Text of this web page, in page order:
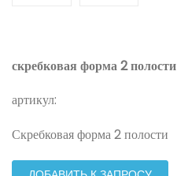
скребковая форма 2 полости
артикул:
Скребковая форма 2 полости